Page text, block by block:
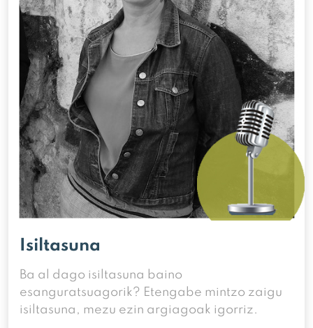
Isiltasuna
Ba al dago isiltasuna baino
esanguratsuagorik? Etengabe mintzo zaigu
isiltasuna, mezu ezin argiagoak igorriz.